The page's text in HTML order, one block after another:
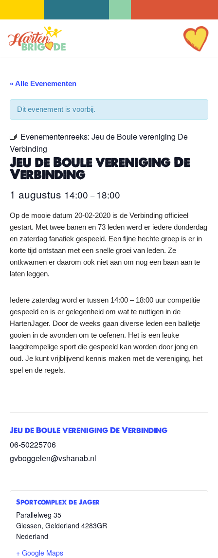
Ga
inhoud
« Alle Evenementen
Dit evenement is voorbij.
Evenementenreeks: Jeu de Boule vereniging De
Verbinding
Jeu de Boule vereniging De
Verbinding
1 augustus 14:00 – 18:00
Op de mooie datum 20-02-2020 is de Verbinding officieel
gestart. Met twee banen en 73 leden werd er iedere donderdag
en zaterdag fanatiek gespeeld. Een fijne hechte groep is er in
korte tijd ontstaan met een snelle groei van leden. Ze
ontkwamen er daarom ook niet aan om nog een baan aan te
laten leggen.
Iedere zaterdag word er tussen 14:00 – 18:00 uur competitie
gespeeld en is er gelegenheid om wat te nuttigen in de
HartenJager. Door de weeks gaan diverse leden een balletje
gooien in de avonden om te oefenen. Het is een leuke
laagdrempelige sport die gespeeld kan worden door jong en
oud. Je kunt vrijblijvend kennis maken met de vereniging, het
spel en de regels.
Jeu de Boule vereniging De Verbinding
06-50225706
gvboggelen@vshanab.nl
Sportcomplex de Jager
Parallelweg 35
Giessen, Gelderland 4283GR
Nederland
+ Google Maps